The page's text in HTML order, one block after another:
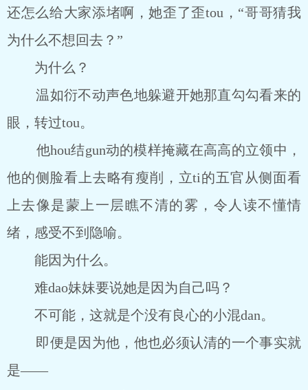
还怎么给大家添堵啊，她歪了歪tou，“哥哥猜我
为什么不想回去？”
为什么？
温如衍不动声色地躲避开她那直勾勾看来的
眼，转过tou。
他hou结gun动的模样掩藏在高高的立领中，
他的侧脸看上去略有瘦削，立ti的五官从侧面看
上去像是蒙上一层瞧不清的雾，令人读不懂情
绪，感受不到隐喻。
能因为什么。
难dao妹妹要说她是因为自己吗？
不可能，这就是个没有良心的小混dan。
即便是因为他，他也必须认清的一个事实就
是――